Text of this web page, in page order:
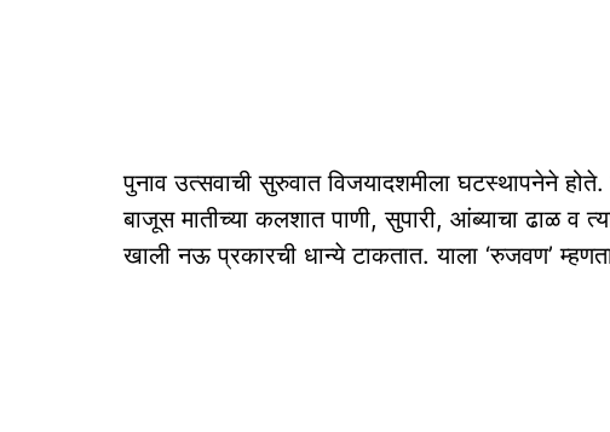
पुनाव उत्सवाची सुरुवात विजयादशमीला घटस्थापनेने
बाजूस मातीच्या कलशात पाणी, सुपारी, आंब्याचा ढाळ व
खाली नऊ प्रकारची धान्ये टाकतात. याला ‘रुजवण’